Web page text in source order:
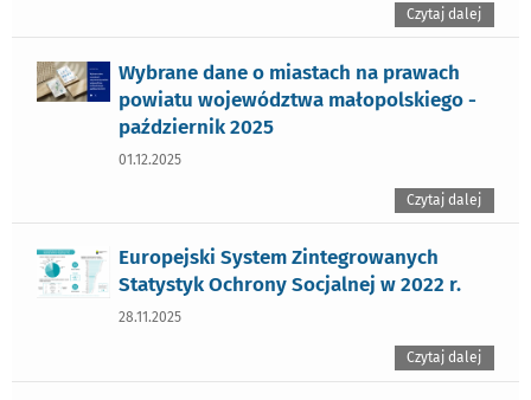
Czytaj dalej
Wybrane dane o miastach na prawach
powiatu województwa małopolskiego -
październik 2025
01.12.2025
Czytaj dalej
Europejski System Zintegrowanych
Statystyk Ochrony Socjalnej w 2022 r.
28.11.2025
Czytaj dalej